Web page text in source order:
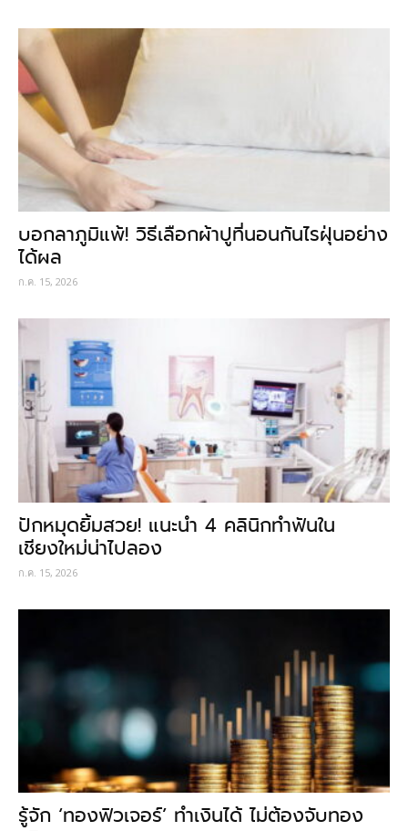
บอกลาภูมิแพ้! วิธีเลือกผ้าปูที่นอนกันไรฝุ่นอย่าง
ได้ผล
ก.ค. 15, 2026
ปักหมุดยิ้มสวย! แนะนำ 4 คลินิกทำฟันใน
เชียงใหม่น่าไปลอง
ก.ค. 15, 2026
รู้จัก ‘ทองฟิวเจอร์’ ทำเงินได้ ไม่ต้องจับทอง